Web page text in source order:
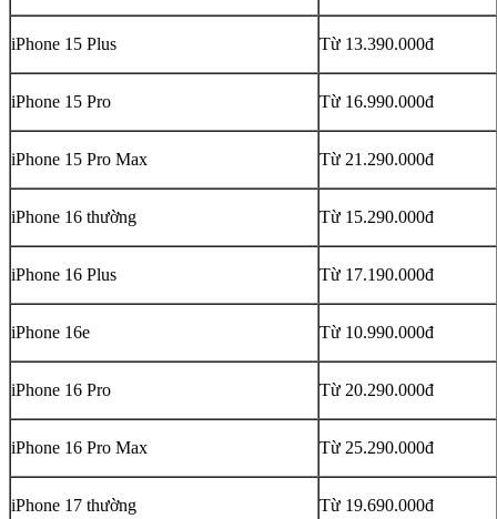
iPhone 15 Plus Từ 13.390.000đ
iPhone 15 Pro Từ 16.990.000đ
iPhone 15 Pro Max Từ 21.290.000đ
iPhone 16 thường Từ 15.290.000đ
iPhone 16 Plus Từ 17.190.000đ
iPhone 16e Từ 10.990.000đ
iPhone 16 Pro Từ 20.290.000đ
iPhone 16 Pro Max Từ 25.290.000đ
iPhone 17 thường Từ 19.690.000đ